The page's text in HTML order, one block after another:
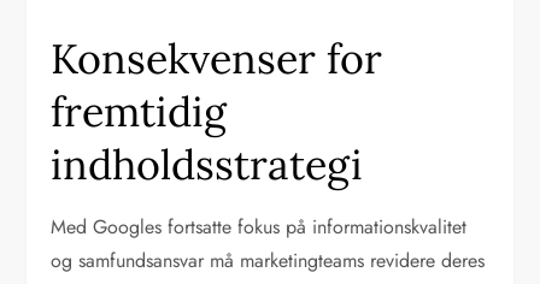
Konsekvenser for
fremtidig
indholdsstrategi
Med Googles fortsatte fokus på informationskvalitet
og samfundsansvar må marketingteams revidere deres